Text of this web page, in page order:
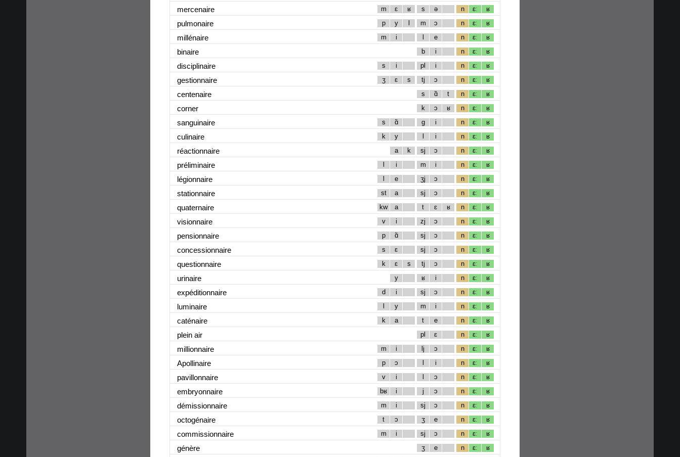
mercenaire m ɛ ʁ s ə n ɛː ʁ
pulmonaire p y l m ɔ n ɛː ʁ
millénaire m i l e n ɛː ʁ
binaire b i n ɛː ʁ
disciplinaire s i pl i n ɛː ʁ
gestionnaire ʒ ɛ s tj ɔ n ɛː ʁ
centenaire s ɑ̃ t n ɛː ʁ
corner k ɔ ʁ n ɛː ʁ
sanguinaire s ɑ̃ g i n ɛː ʁ
culinaire k y l i n ɛː ʁ
réactionnaire a k sj ɔ n ɛː ʁ
préliminaire l i m i n ɛː ʁ
légionnaire l e ʒj ɔ n ɛː ʁ
stationnaire st a sj ɔ n ɛː ʁ
quaternaire kw a t ɛ ʁ n ɛː ʁ
visionnaire v i zj ɔ n ɛː ʁ
pensionnaire p ɑ̃ sj ɔ n ɛː ʁ
concessionnaire s ɛ sj ɔ n ɛː ʁ
questionnaire k ɛ s tj ɔ n ɛː ʁ
urinaire y ʁ i n ɛː ʁ
expéditionnaire d i sj ɔ n ɛː ʁ
luminaire l y m i n ɛː ʁ
caténaire k a t e n ɛː ʁ
plein air pl ɛ n ɛː ʁ
millionnaire m i lj ɔ n ɛː ʁ
Apollinaire p ɔ l i n ɛː ʁ
pavillonnaire v i l ɔ n ɛː ʁ
embryonnaire bʁ i j ɔ n ɛː ʁ
démissionnaire m i sj ɔ n ɛː ʁ
octogénaire t ɔ ʒ e n ɛː ʁ
commissionnaire m i sj ɔ n ɛː ʁ
génère ʒ e n ɛː ʁ